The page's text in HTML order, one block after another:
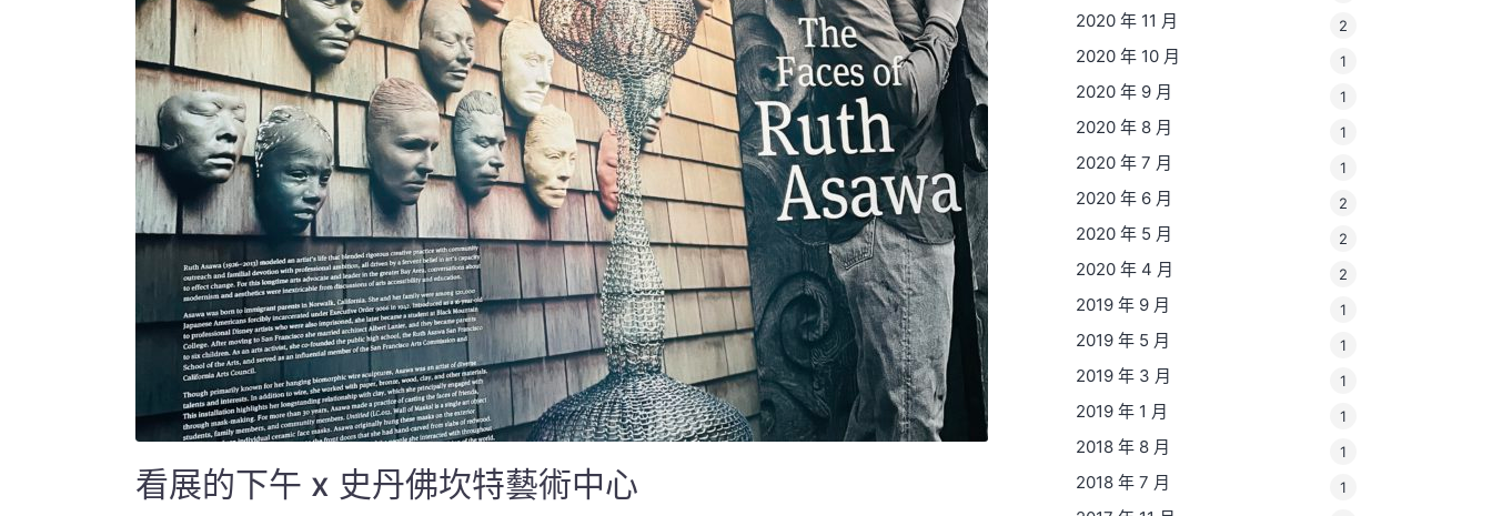
看展的下午 x 史丹佛坎特藝術中心
2020 年 11 月 2
2020 年 10 月 1
2020 年 9 月 1
2020 年 8 月 1
2020 年 7 月 1
2020 年 6 月 2
2020 年 5 月 2
2020 年 4 月 2
2019 年 9 月 1
2019 年 5 月 1
2019 年 3 月 1
2019 年 1 月 1
2018 年 8 月 1
2018 年 7 月 1